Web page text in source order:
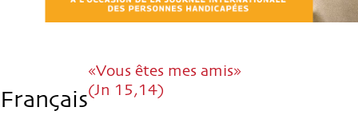
Français
«Vous êtes mes amis»
(Jn 15,14)